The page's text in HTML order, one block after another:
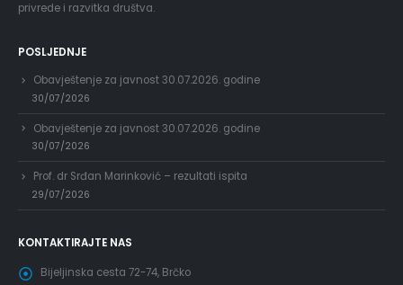
privrede i razvitka društva.
POSLJEDNJE
Obavještenje za javnost 30.07.2026. godine
30/07/2026
Obavještenje za javnost 30.07.2026. godine
30/07/2026
Prof. dr Srđan Marinković – rezultati ispita
29/07/2026
KONTAKTIRAJTE NAS
Bijeljinska cesta 72-74, Brčko